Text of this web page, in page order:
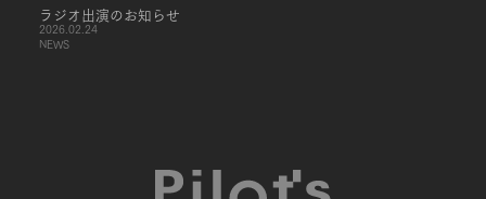
ラジオ出演のお知らせ
2026.02.24
NEWS